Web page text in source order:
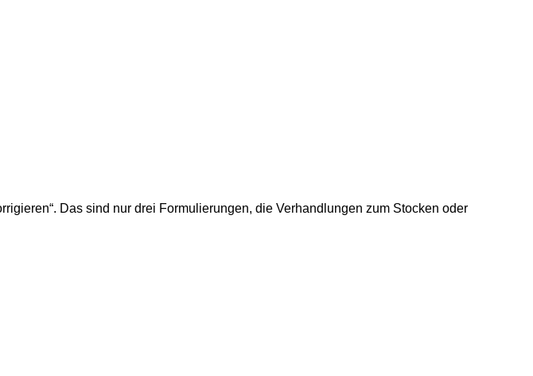
Das sind nur drei Formulierungen, die Verhandlungen zum Stocken oder